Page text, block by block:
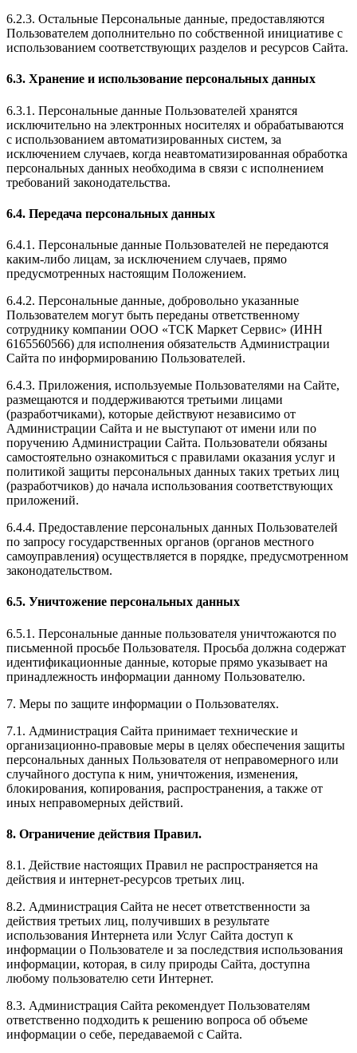
6.2.3. Остальные Персональные данные, предоставляются
Пользователем дополнительно по собственной инициативе с
использованием соответствующих разделов и ресурсов Сайта.
6.3. Хранение и использование персональных данных
6.3.1. Персональные данные Пользователей хранятся
исключительно на электронных носителях и обрабатываются
с использованием автоматизированных систем, за
исключением случаев, когда неавтоматизированная обработка
персональных данных необходима в связи с исполнением
требований законодательства.
6.4. Передача персональных данных
6.4.1. Персональные данные Пользователей не передаются
каким-либо лицам, за исключением случаев, прямо
предусмотренных настоящим Положением.
6.4.2. Персональные данные, добровольно указанные
Пользователем могут быть переданы ответственному
сотруднику компании ООО «ТСК Маркет Сервис» (ИНН
6165560566) для исполнения обязательств Администрации
Сайта по информированию Пользователей.
6.4.3. Приложения, используемые Пользователями на Сайте,
размещаются и поддерживаются третьими лицами
(разработчиками), которые действуют независимо от
Администрации Сайта и не выступают от имени или по
поручению Администрации Сайта. Пользователи обязаны
самостоятельно ознакомиться с правилами оказания услуг и
политикой защиты персональных данных таких третьих лиц
(разработчиков) до начала использования соответствующих
приложений.
6.4.4. Предоставление персональных данных Пользователей
по запросу государственных органов (органов местного
самоуправления) осуществляется в порядке, предусмотренном
законодательством.
6.5. Уничтожение персональных данных
6.5.1. Персональные данные пользователя уничтожаются по
письменной просьбе Пользователя. Просьба должна содержат
идентификационные данные, которые прямо указывает на
принадлежность информации данному Пользователю.
7. Меры по защите информации о Пользователях.
7.1. Администрация Сайта принимает технические и
организационно-правовые меры в целях обеспечения защиты
персональных данных Пользователя от неправомерного или
случайного доступа к ним, уничтожения, изменения,
блокирования, копирования, распространения, а также от
иных неправомерных действий.
8. Ограничение действия Правил.
8.1. Действие настоящих Правил не распространяется на
действия и интернет-ресурсов третьих лиц.
8.2. Администрация Сайта не несет ответственности за
действия третьих лиц, получивших в результате
использования Интернета или Услуг Сайта доступ к
информации о Пользователе и за последствия использования
информации, которая, в силу природы Сайта, доступна
любому пользователю сети Интернет.
8.3. Администрация Сайта рекомендует Пользователям
ответственно подходить к решению вопроса об объеме
информации о себе, передаваемой с Сайта.